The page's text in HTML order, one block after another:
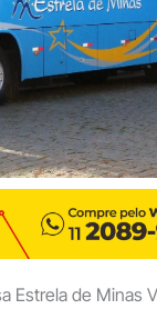
Estrela de Minas